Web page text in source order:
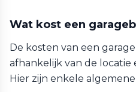
Wat kost een
De kosten van een
afhankelijk van de locatie
Hier zijn enkele algemene